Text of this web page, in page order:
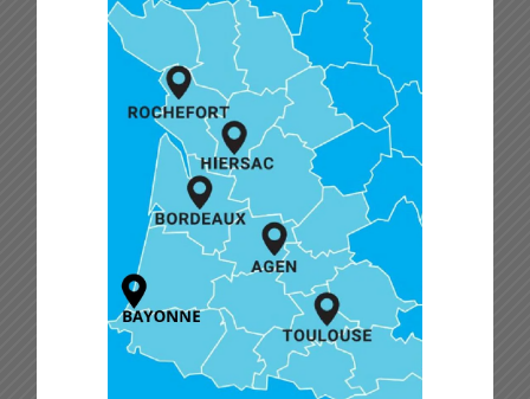
supprimer les cookies
Vous pouvez utiliser votre navigateur internet
pour supprimer automatiquement ou
manuellement les cookies. Vous pouvez
également spécifier que certains cookies ne
peuvent pas être placés. Une autre option
consiste à modifier les réglages de votre
navigateur Internet afin que vous receviez un
message à chaque fois qu’un cookie est placé.
Pour plus d’informations sur ces options,
reportez-vous aux instructions de la section
Aide de votre navigateur.
Veuillez noter que notre site web peut ne pas
marcher correctement si tous les cookies sont
désactivés. Si vous supprimez les cookies dans